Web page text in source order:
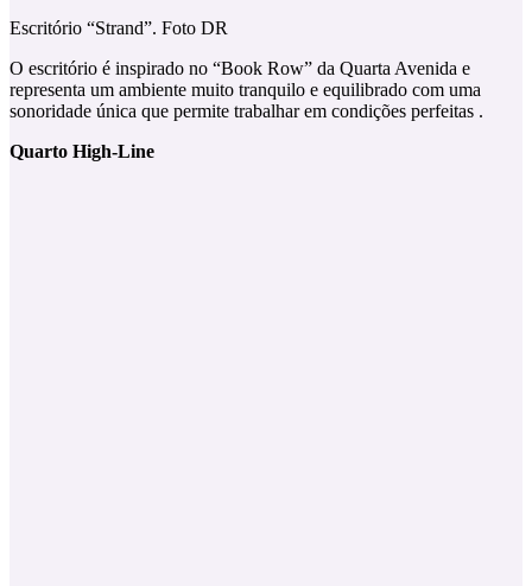
Escritório “Strand”. Foto DR
O escritório é inspirado no “Book Row” da Quarta Avenida e
representa um ambiente muito tranquilo e equilibrado com uma
sonoridade única que permite trabalhar em condições perfeitas .
Quarto High-Line